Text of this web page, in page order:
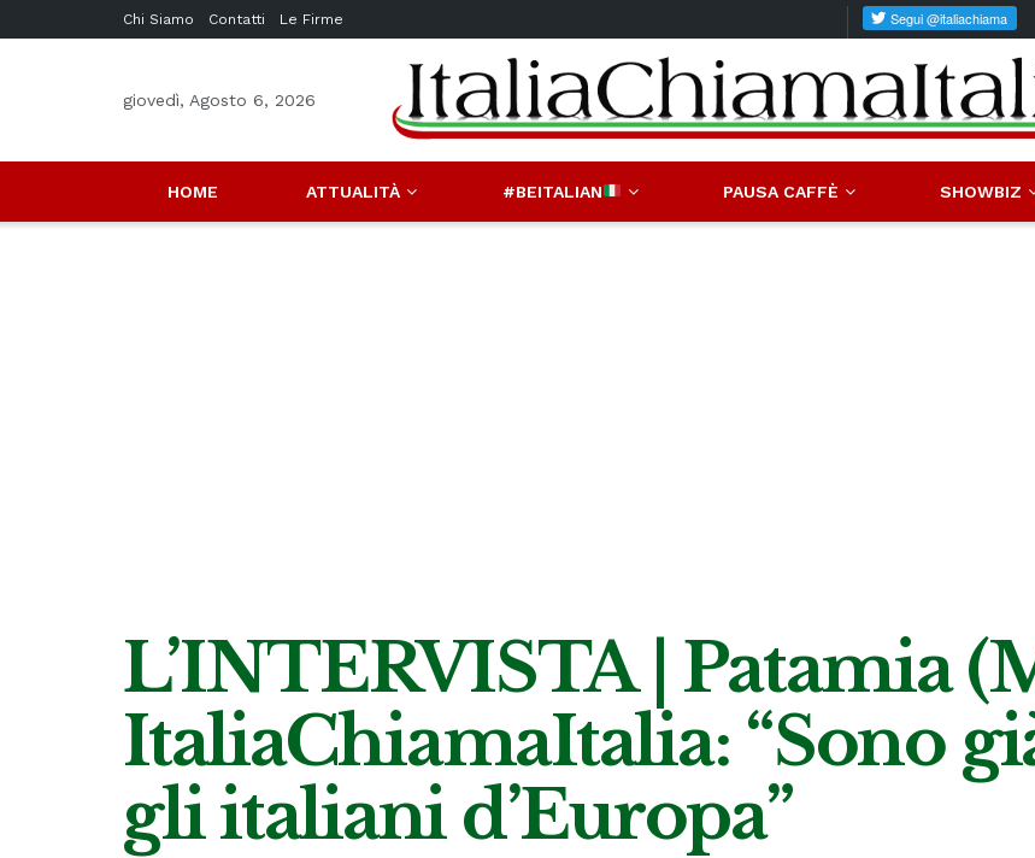
Chi Siamo Contatti Le Firme
giovedì, Agosto 6, 2026
HOME ATTUALITÀ #BEITALIAN PAUSA CAFFÈ SHOWBIZ
L’INTERVISTA | Patamia
ItaliaChiamaItalia: “Sono
gli italiani d’Europa”